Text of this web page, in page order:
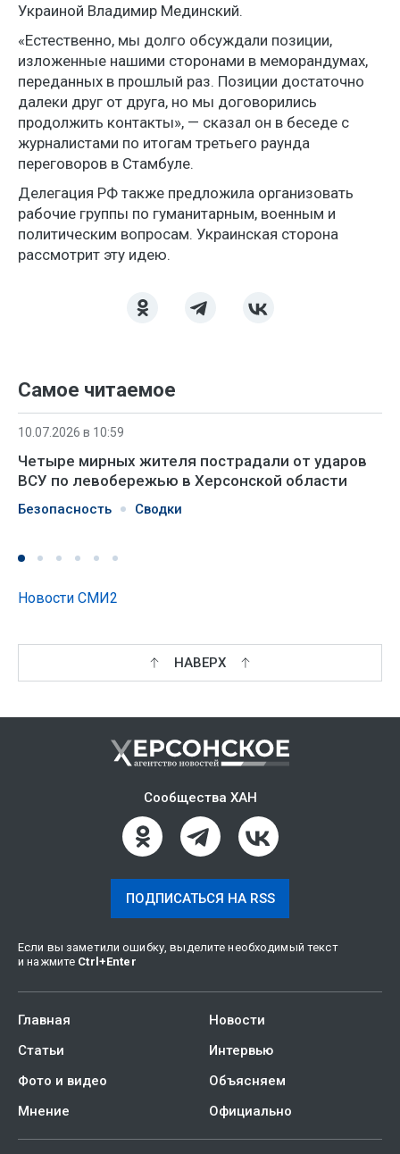
Украиной Владимир Мединский.
«Естественно, мы долго обсуждали позиции,
изложенные нашими сторонами в меморандумах,
переданных в прошлый раз. Позиции достаточно
далеки друг от друга, но мы договорились
продолжить контакты», — сказал он в беседе с
журналистами по итогам третьего раунда
переговоров в Стамбуле.
Делегация РФ также предложила организовать
рабочие группы по гуманитарным, военным и
политическим вопросам. Украинская сторона
рассмотрит эту идею.
Самое читаемое
10.07.2026 в 10:59
Четыре мирных жителя пострадали от ударов
ВСУ по левобережью в Херсонской области
Безопасность Сводки
Новости СМИ2
НАВЕРХ
Сообщества ХАН
ПОДПИСАТЬСЯ НА RSS
Если вы заметили ошибку, выделите необходимый текст
и нажмите Ctrl +Enter
Главная
Новости
Статьи
Интервью
Фото и видео
Объясняем
Мнение
Официально